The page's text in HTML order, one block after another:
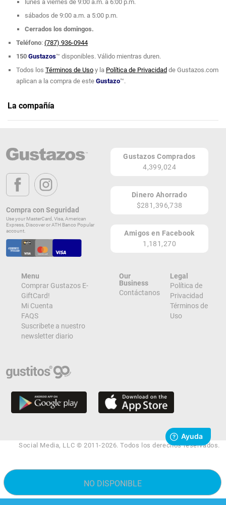
NO DISPONIBLE
lunes a viernes de 9:00 a.m. a 6:00 p.m.
sábados de 9:00 a.m. a 5:00 p.m.
Cerrados los domingos.
Teléfono: (787) 936-0944
150 Gustazos™ disponibles. Válido mientras duren.
Todos los Términos de Usoy la Política de Privacidadde Gustazos.com
aplican a la compra de este Gustazo™.
La compañía
1368 Calle 16 NW
Lugares de Redención
¡Ver todos en el Mapa!
Plaza Iturregui Shopping Center, Av. 65 de Infantería,
San Juan 00924
PR
Compra con Seguridad
Use your MasterCard, Visa, American
Express, Discover or ATH Banco Popular
account.
Gustazos Comprados
4,399,024
Dinero Ahorrado
$281,396,738
Amigos en Facebook
1,181,270
Menu
Comprar Gustazos E-
GiftCard!
Mi Cuenta
FAQS
Suscribete a nuestro
newsletter diario
Our
Business
Contáctanos
Legal
Política de
Privacidad
Términos de
Uso
Social Media, LLC © 2011-2026. Todos los derechos reservados.